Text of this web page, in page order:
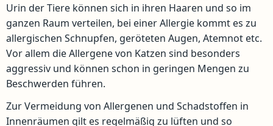
Urin der Tiere können sich in ihren Haaren und so im
ganzen Raum verteilen, bei einer Allergie kommt es zu
allergischen Schnupfen, geröteten Augen, Atemnot etc.
Vor allem die Allergene von Katzen sind besonders
aggressiv und können schon in geringen Mengen zu
Beschwerden führen.
Zur Vermeidung von Allergenen und Schadstoffen in
Innenräumen gilt es regelmäßig zu lüften und so